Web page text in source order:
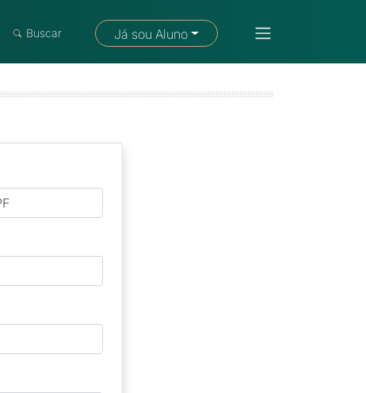
Fale com um consultor
Buscar Já sou Aluno